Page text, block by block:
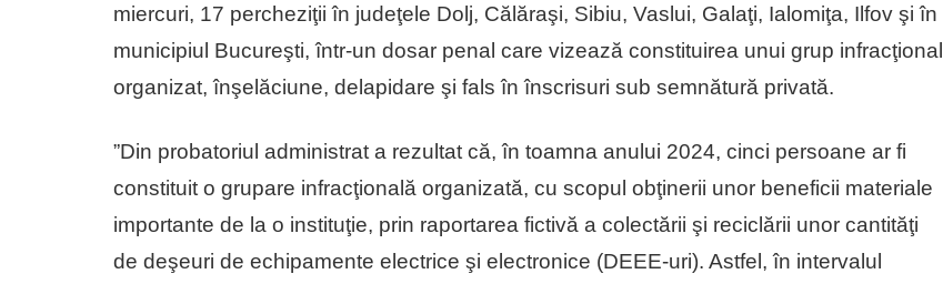
miercuri, 17 percheziţii în judeţele Dolj, Călăraşi, Sibiu, Vaslui, Galaţi, Ialomiţa, Ilfov şi în
municipiul Bucureşti, într-un dosar penal care vizează constituirea unui grup infracţional
organizat, înşelăciune, delapidare şi fals în înscrisuri sub semnătură privată.
”Din probatoriul administrat a rezultat că, în toamna anului 2024, cinci persoane ar fi
constituit o grupare infracţională organizată, cu scopul obţinerii unor beneficii materiale
importante de la o instituţie, prin raportarea fictivă a colectării şi reciclării unor cantităţi
de deşeuri de echipamente electrice şi electronice (DEEE-uri). Astfel, în intervalul